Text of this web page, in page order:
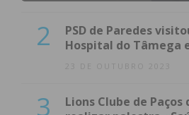
2
PSD de Paredes
Hospital do Tâmega
23 DE OUTUBRO 2023
3
Lions Clube de